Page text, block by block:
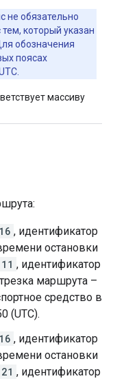
не обязательно
который указан
обозначения
поясах
массиву
, идентификатор
остановки
11 , идентификатор
маршрута –
средство в
(UTC).
, идентификатор
остановки
21 , идентификатор